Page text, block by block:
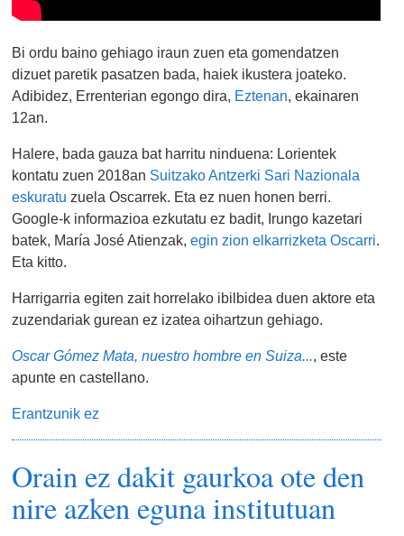
Bi ordu baino gehiago iraun zuen eta gomendatzen
dizuet paretik pasatzen bada, haiek ikustera joateko.
Adibidez, Errenterian egongo dira, Eztenan, ekainaren
12an.
Halere, bada gauza bat harritu ninduena: Lorientek
kontatu zuen 2018an Suitzako Antzerki Sari Nazionala
eskuratu zuela Oscarrek. Eta ez nuen honen berri.
Google-k informazioa ezkutatu ez badit, Irungo kazetari
batek, María José Atienzak,egin zion elkarrizketa Oscarri.
Eta kitto.
Harrigarria egiten zait horrelako ibilbidea duen aktore eta
zuzendariak gurean ez izatea oihartzun gehiago.
Oscar Gómez Mata, nuestro hombre en Suiza..., este
apunte en castellano.
Erantzunik ez
Orain ez dakit gaurkoa ote den
nire azken eguna institutuan